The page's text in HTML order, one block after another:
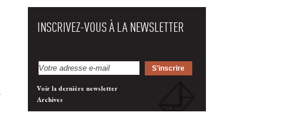
INSCRIVEZ-VOUS À LA NEWSLETTER
Voir la dernière newsletter
Archives